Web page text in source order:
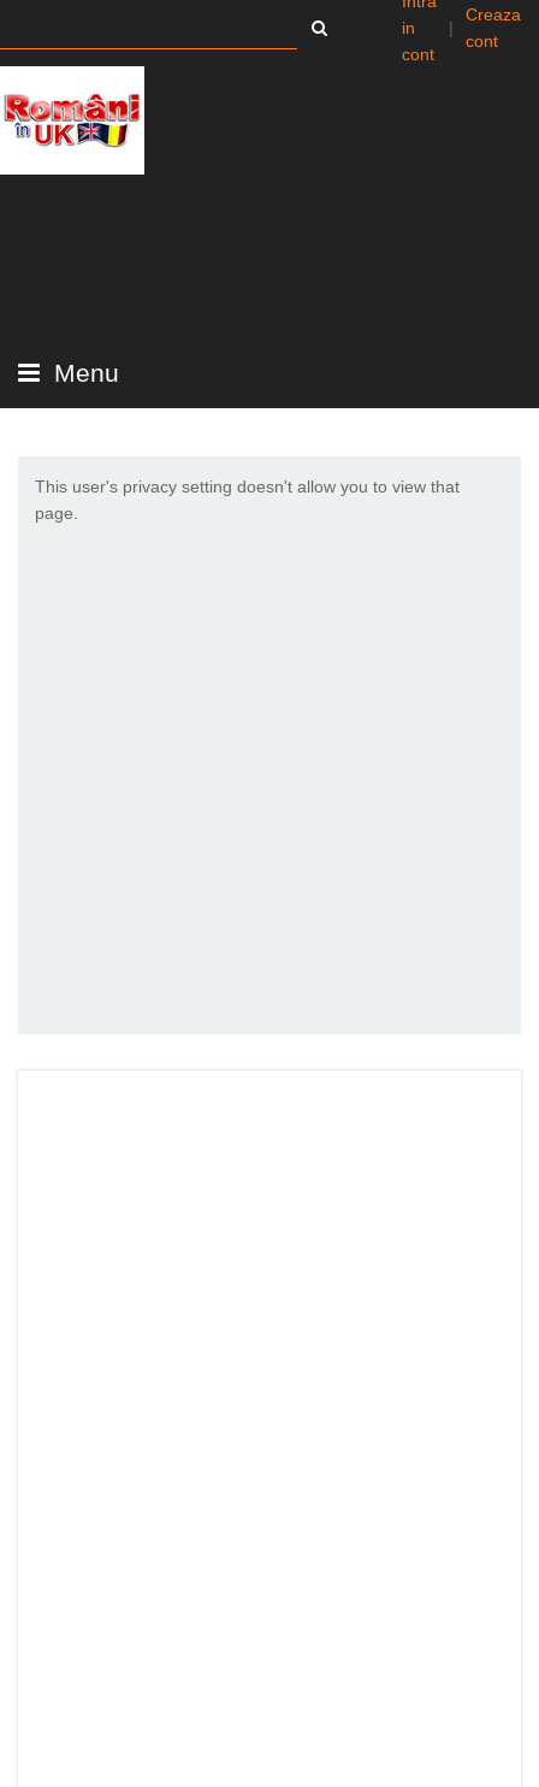
in
cont
|
Creaza
cont
Menu
This user's privacy setting doesn't allow you to view that
page.